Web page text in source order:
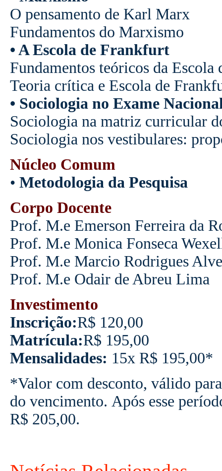
O pensamento de Karl Marx
Fundamentos do Marxismo
• A Escola de Frankfurt
Fundamentos teóricos da Escola
Teoria crítica e Escola de
• Sociologia no Exame
Sociologia na matriz curricular
Sociologia nos vestibulares:
Núcleo Comum
• Metodologia da Pesquisa
Corpo Docente
Prof. M.e Emerson Ferreira da
Prof. M.e Monica Fonseca
Prof. M.e Marcio Rodrigues
Prof. M.e Odair de Abreu Lima
Investimento
Inscrição:R$ 120,00
Matrícula:R$ 195,00
Mensalidades: 15x R$ 195,00*
*Valor com desconto, válido
do vencimento. Após esse
R$ 205,00.